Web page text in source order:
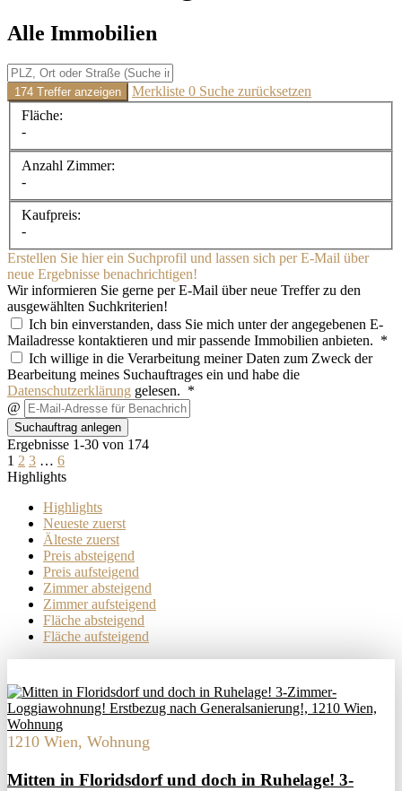
Alle Immobilien
174 Treffer anzeigen Merkliste 0 Suche zurücksetzen
Fläche:
-
Anzahl Zimmer:
-
Kaufpreis:
-
Erstellen Sie hier ein Suchprofil und lassen sich per E-Mail über
neue Ergebnisse benachrichtigen!
Wir informieren Sie gerne per E-Mail über neue Treffer zu den
ausgewählten Suchkriterien!
Ich bin einverstanden, dass Sie mich unter der angegebenen E-
Mailadresse kontaktieren und mir passende Immobilien anbieten. *
Ich willige in die Verarbeitung meiner Daten zum Zweck der
Bearbeitung meines Suchauftrages ein und habe die
Datenschutzerklärung gelesen. *
@
Suchauftrag anlegen
Ergebnisse 1-30 von 174
1 2 3 … 6
Highlights
Highlights
Neueste zuerst
Älteste zuerst
Preis absteigend
Preis aufsteigend
Zimmer absteigend
Zimmer aufsteigend
Fläche absteigend
Fläche aufsteigend
1210 Wien, Wohnung
Mitten in Floridsdorf und doch in Ruhelage! 3-